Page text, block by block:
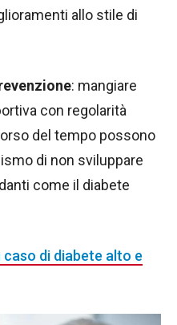
allo stile di
: mangiare
con regolarità
del tempo possono
di non sviluppare
come il diabete
caso di diabete alto e